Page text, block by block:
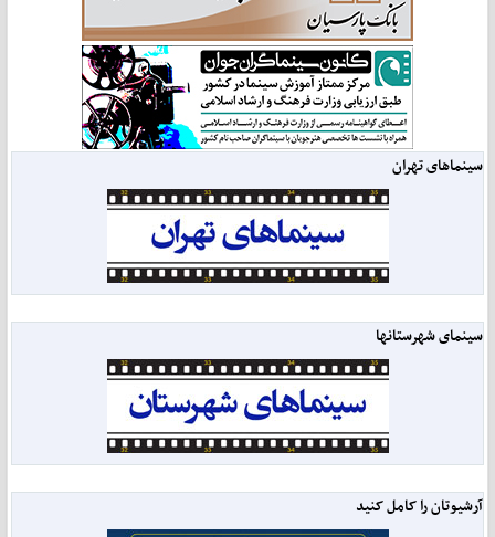
سینماهای تهران
سینمای شهرستانها
آرشیوتان را کامل کنید